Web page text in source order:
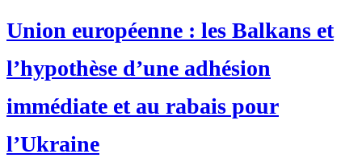
Union européenne : les Balkans et
l’hypothèse d’une adhésion
immédiate et au rabais pour
l’Ukraine